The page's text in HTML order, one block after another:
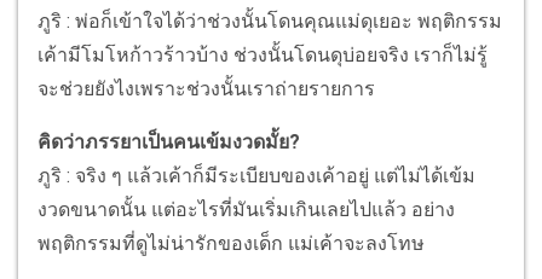
ภูริ : พ่อก็เข้าใจได้ว่าช่วงนั้นโดนคุณแม่ดุเยอะ พฤติกรรม
เค้ามีโมโหก้าวร้าวบ้าง ช่วงนั้นโดนดุบ่อยจริง เราก็ไม่รู้
จะช่วยยังไงเพราะช่วงนั้นเราถ่ายรายการ
คิดว่าภรรยาเป็นคนเข้มงวดมั้ย?
ภูริ : จริง ๆ แล้วเค้าก็มีระเบียบของเค้าอยู่ แต่ไม่ได้เข้ม
งวดขนาดนั้น แต่อะไรที่มันเริ่มเกินเลยไปแล้ว อย่าง
พฤติกรรมที่ดูไม่น่ารักของเด็ก แม่เค้าจะลงโทษ